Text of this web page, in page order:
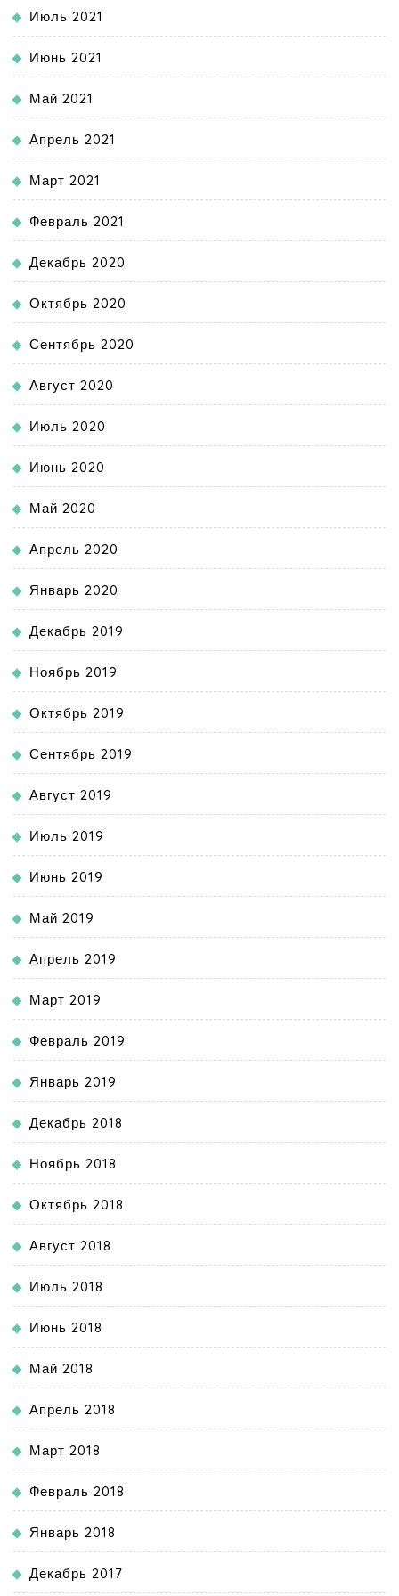
Июль 2021
Июнь 2021
Май 2021
Апрель 2021
Март 2021
Февраль 2021
Декабрь 2020
Октябрь 2020
Сентябрь 2020
Август 2020
Июль 2020
Июнь 2020
Май 2020
Апрель 2020
Январь 2020
Декабрь 2019
Ноябрь 2019
Октябрь 2019
Сентябрь 2019
Август 2019
Июль 2019
Июнь 2019
Май 2019
Апрель 2019
Март 2019
Февраль 2019
Январь 2019
Декабрь 2018
Ноябрь 2018
Октябрь 2018
Август 2018
Июль 2018
Июнь 2018
Май 2018
Апрель 2018
Март 2018
Февраль 2018
Январь 2018
Декабрь 2017